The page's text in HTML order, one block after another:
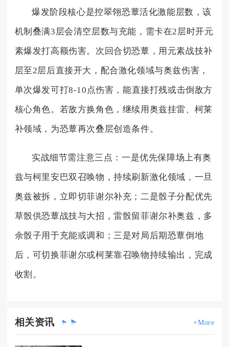
爆发阶段核心是控翠翎恐蕈活化激能层数，该
机制叠满3层会清空层数与充能，需卡在2层时开元
素爆发打高额伤害。次回合切恐蕈，用元素战技补
层至2层后直接开大，配合激化领域与奥兹伤害，
单次爆发可打8-10点伤害，能直接打残或击倒敌方
核心角色。若敌方换角色，继续用奥兹挂雷、柯莱
补领域，为恐蕈再次叠层创造条件。
实战细节需注意三点：一是优先保障场上有奥
兹与柯里安巴双召唤物，持续刷新激化领域，一旦
奥兹被拆，立即切菲谢尔补充；二是骰子分配优先
草骰供恐蕈战技与大招，雷骰留菲谢尔补奥兹，多
余骰子用于充能或调和；三是对局后期恐蕈倒地
后，可切换菲谢尔或柯莱靠召唤物持续输出，完成
收割。
相关资讯 +More